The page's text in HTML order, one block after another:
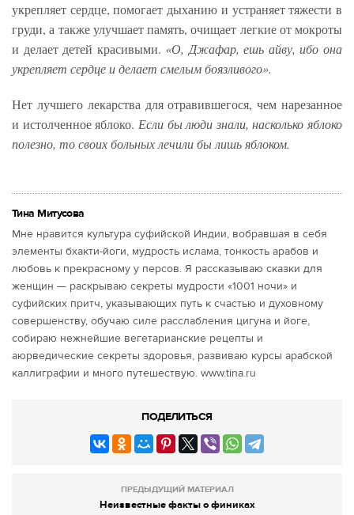
укрепляет сердце, помогает дыханию и устраняет тяжести в
груди, а также улучшает память, очищает легкие от мокроты
и делает детей красивыми. «О, Джафар, ешь айву, ибо она
укрепляет сердце и делает смелым боязливого».
Нет лучшего лекарства для отравившегося, чем нарезанное
и истолченное яблоко. Если бы люди знали, насколько яблоко
полезно, то своих больных лечили бы лишь яблоком.
Тина Митусова
Мне нравится культура суфийской Индии, вобравшая в себя
элементы бхакти-йоги, мудрость ислама, тонкость арабов и
любовь к прекрасному у персов. Я рассказываю сказки для
женщин — раскрываю секреты мудрости «1001 ночи» и
суфийских притч, указывающих путь к счастью и духовному
совершенству, обучаю силе расслабления цигуна и йоге,
собираю нежнейшие вегетарианские рецепты и
аюрведические секреты здоровья, развиваю курсы арабской
каллиграфии и много путешествую. www.tina.ru
ПОДЕЛИТЬСЯ
ПРЕДЫДУЩИЙ МАТЕРИАЛ
Неизвестные факты о финиках